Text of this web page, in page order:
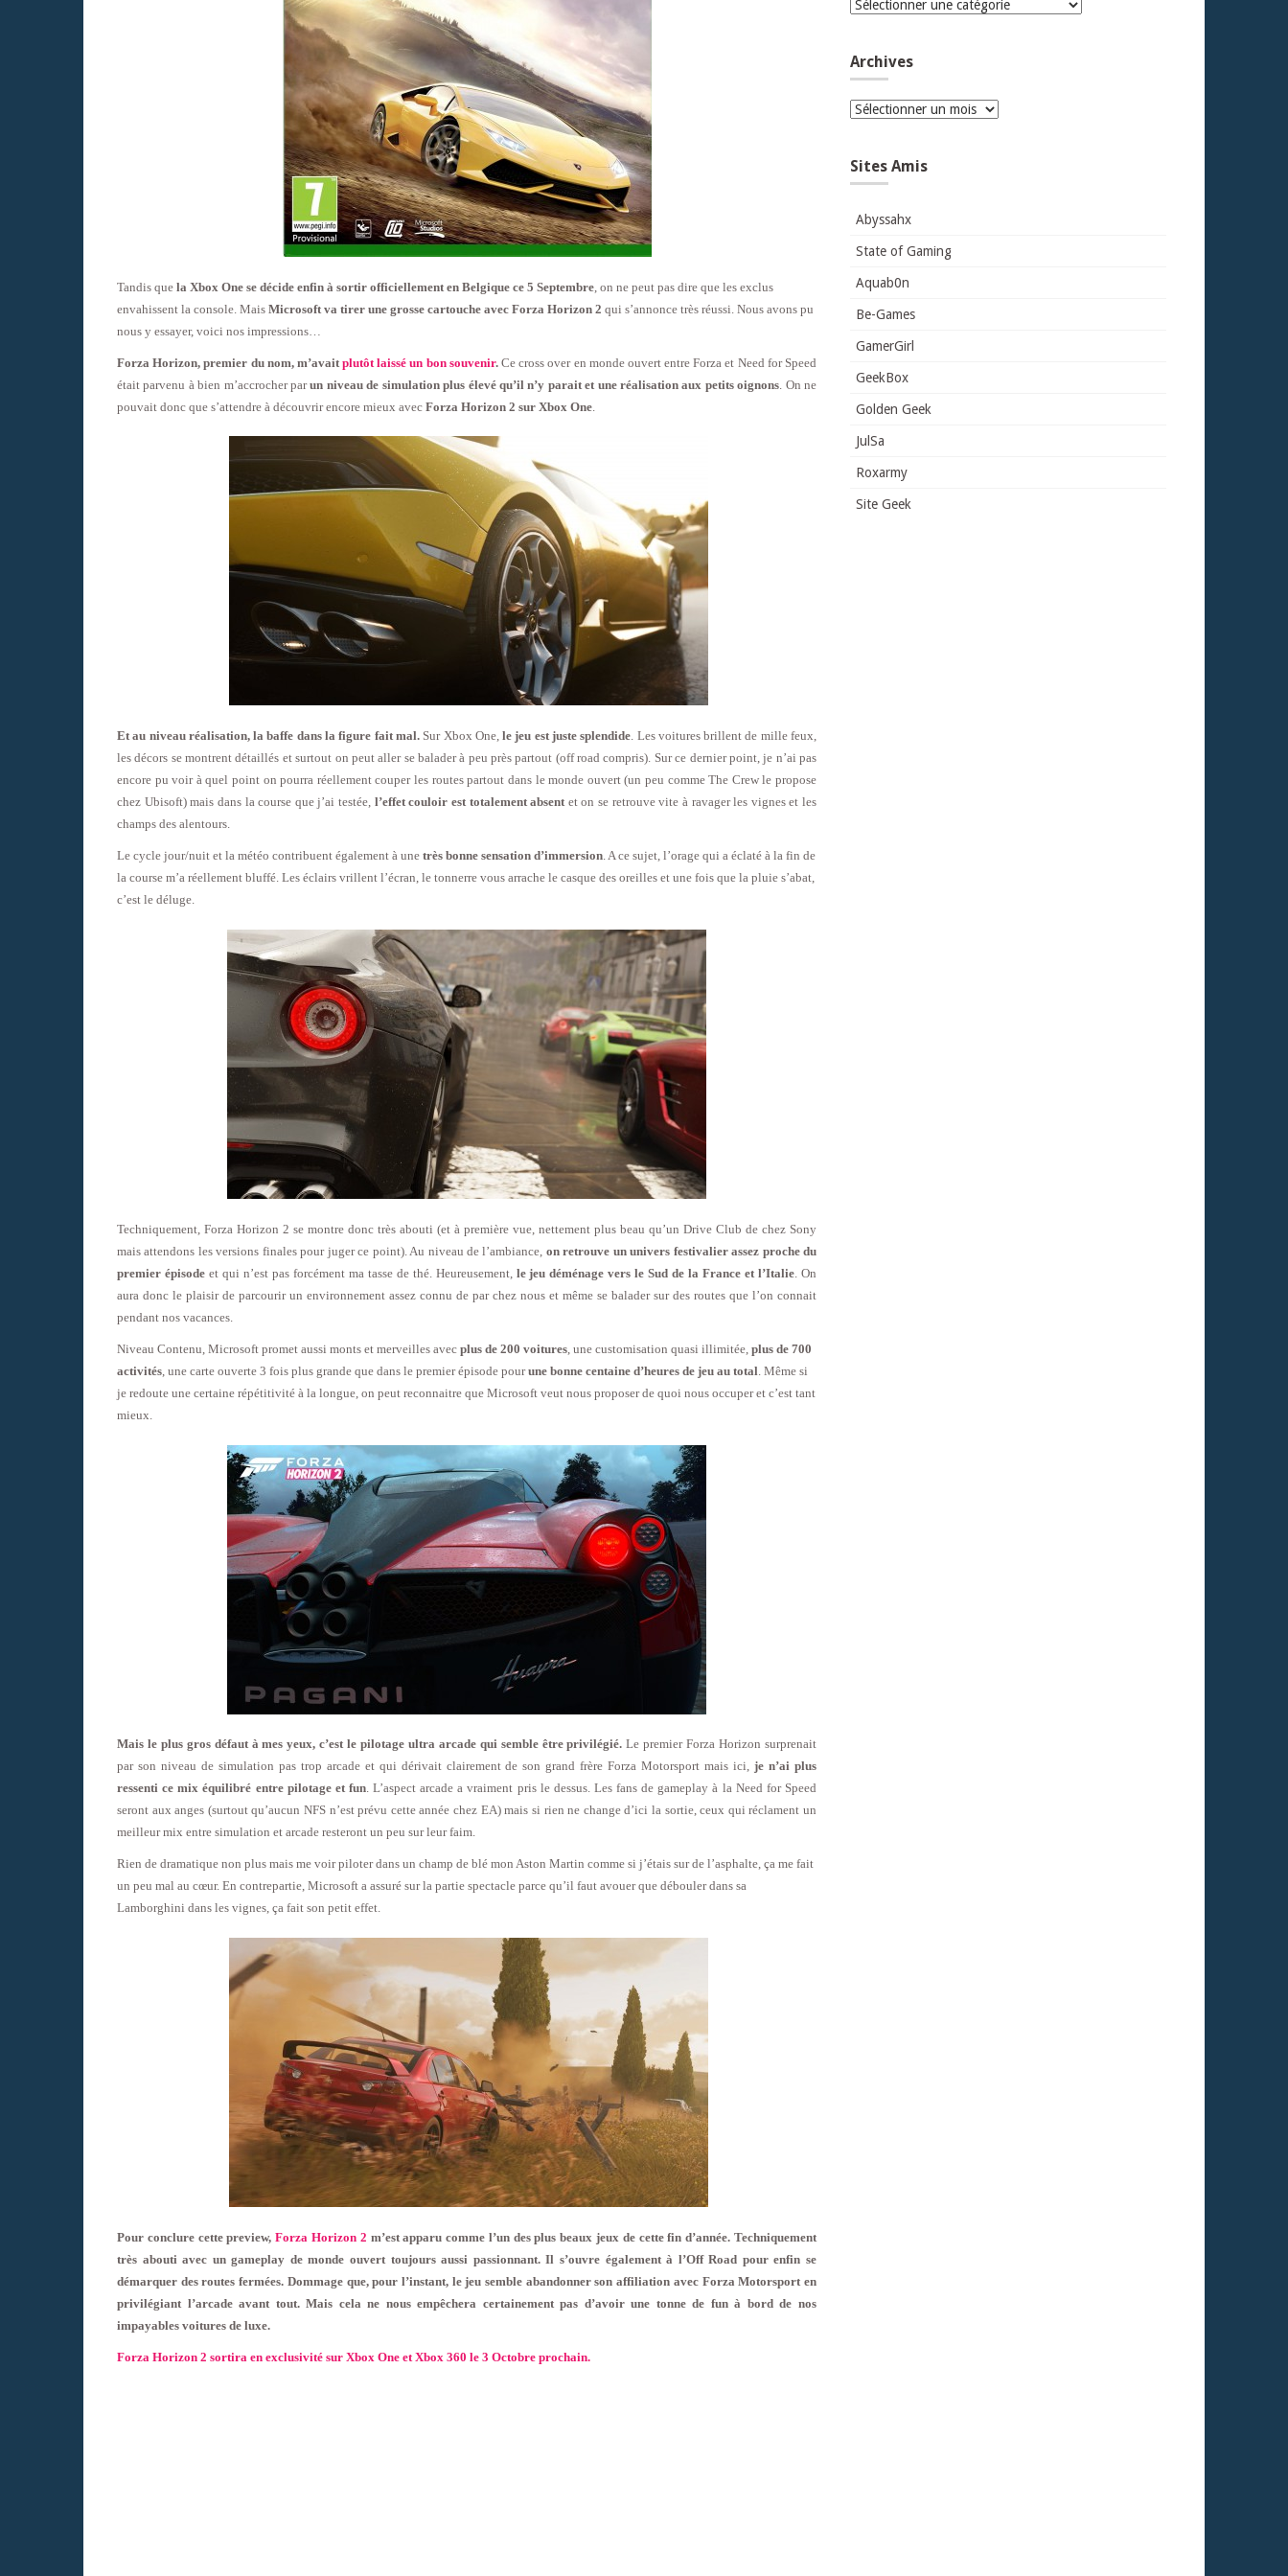
Tandis que la Xbox One se décide enfin à sortir officiellement en Belgique ce 5 Septembre , on ne peut pas dire que les exclus
envahissent la console. Mais Microsoft va tirer une grosse cartouche avec Forza Horizon 2 qui s’annonce très réussi. Nous avons pu
nous y essayer, voici nos impressions…
Forza Horizon, premier du nom, m’avaitplutôt laissé un bon souvenir.Ce cross over en monde ouvert entre Forza et Need for Speed
était parvenu à bien m’accrocher parun niveau de simulation plus élevé qu’il n’y parait et une réalisation aux petits oignons . On ne
pouvait donc que s’attendre à découvrir encore mieux avec Forza Horizon 2 sur Xbox One
Et au niveau réalisation, la baffe dans la figure fait mal.Sur Xbox One,le jeu est juste splendide. Les voitures brillent de mille feux,
les décors se montrent détaillés et surtout on peut aller se balader à peu près partout (off road compris). Sur ce dernier point, je n’ai pas
encore pu voir à quel point on pourra réellement couper les routes partout dans le monde ouvert (un peu comme The Crew le propose
chez Ubisoft) mais dans la course que j’ai testée, l’effet couloir est totalement absentet on se retrouve vite à ravager les vignes et les
champs des alentours.
Le cycle jour/nuit et la météo contribuent également à une très bonne sensation d’immersion. A ce sujet, l’orage qui a éclaté à la fin de
la course m’a réellement bluffé. Les éclairs vrillent l’écran, le tonnerre vous arrache le casque des oreilles et une fois que la pluie s’abat,
c’est le déluge.
Techniquement, Forza Horizon 2 se montre donc très abouti (et à première vue, nettement plus beau qu’un Drive Club de chez Sony
mais attendons les versions finales pour juger ce point). Au niveau de l’ambiance, on retrouve un univers festivalier assez proche du
premier épisodeet qui n’est pas forcément ma tasse de thé. Heureusement, le jeu déménage vers le Sud de la France et l’Italie . On
aura donc le plaisir de parcourir un environnement assez connu de par chez nous et même se balader sur des routes que l’on connait
pendant nos vacances.
Niveau Contenu, Microsoft promet aussi monts et merveilles avec plus de 200 voitures , une customisation quasi illimitée, plus de 700
activités , une carte ouverte 3 fois plus grande que dans le premier épisode pourune bonne centaine d’heures de jeu au total . Même si
je redoute une certaine répétitivité à la longue, on peut reconnaitre que Microsoft veut nous proposer de quoi nous occuper et c’est tant
mieux.
Mais le plus gros défaut à mes yeux, c’est le pilotage ultra arcade qui semble être privilégié. Le premier Forza Horizon surprenait
par son niveau de simulation pas trop arcade et qui dérivait clairement de son grand frère Forza Motorsport mais ici,je n’ai plus
ressenti ce mix équilibré entre pilotage et fun. L’aspect arcade a vraiment pris le dessus. Les fans de gameplay à la Need for Speed
seront aux anges (surtout qu’aucun NFS n’est prévu cette année chez EA) mais si rien ne change d’ici la sortie, ceux qui réclament un
meilleur mix entre simulation et arcade resteront un peu sur leur faim.
Rien de dramatique non plus mais me voir piloter dans un champ de blé mon Aston Martin comme si j’étais sur de l’asphalte, ça me fait
un peu mal au cœur. En contrepartie, Microsoft a assuré sur la partie spectacle parce qu’il faut avouer que débouler dans sa
Lamborghini dans les vignes, ça fait son petit effet.
Pour conclure cette preview,Forza Horizon 2 m’est apparu comme l’un des plus beaux jeux de cette fin d’année. Techniquement
très abouti avec un gameplay de monde ouvert toujours aussi passionnant. Il s’ouvre également à l’Off Road pour enfin se
démarquer des routes fermées. Dommage que, pour l’instant, le jeu semble abandonner son affiliation avec Forza Motorsport en
privilégiant l’arcade avant tout. Mais cela ne nous empêchera certainement pas d’avoir une tonne de fun à bord de nos
impayables voitures de luxe.
Forza Horizon 2 sortira en exclusivité sur Xbox One et Xbox 360 le 3 Octobre prochain.
Catégories
Archives
Archives
Sites Amis
Abyssahx
State of Gaming
Aquab0n
Be-Games
GamerGirl
GeekBox
Golden Geek
JulSa
Roxarmy
Site Geek